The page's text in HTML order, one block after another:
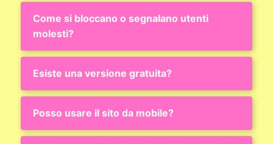
Come si bloccano o segnalano utenti
molesti?
Esiste una versione gratuita?
Posso usare il sito da mobile?